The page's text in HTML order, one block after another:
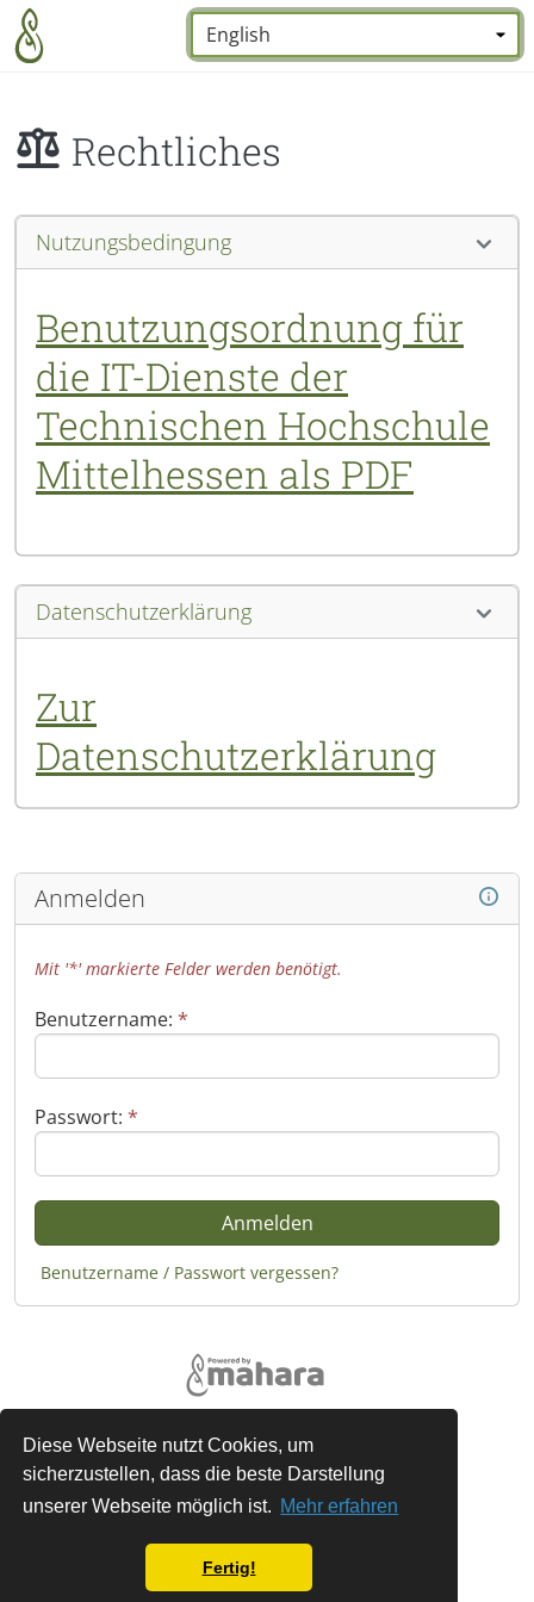
Diese Webseite nutzt Cookies, um
sicherzustellen, dass die beste Darstellung
unserer Webseite möglich ist. Mehr erfahren
Fertig!
Zum Hauptinhalt zurückspringen
Sprache:
Rechtliches
Nutzungsbedingung
Benutzungsordnung für
die IT-Dienste der
Technischen Hochschule
Mittelhessen als PDF
Datenschutzerklärung
Zur
Datenschutzerklärung
Anmelden
Mit '*' markierte Felder werden benötigt.
Benutzername: *
Passwort: *
Benutzername / Passwort vergessen?
Über
Kontaktaufnahme
Hilfe